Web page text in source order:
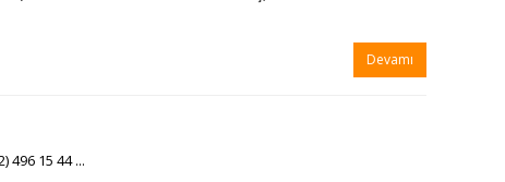
Devamı
496 15 44 ...